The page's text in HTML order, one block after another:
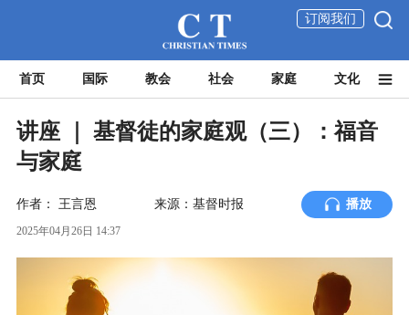
订阅我们
首页 国际 教会 社会 家庭 文化
讲座 ｜ 基督徒的家庭观（三）：福音
与家庭
作者： 王言恩 来源：基督时报 播放
2025年04月26日 14:37